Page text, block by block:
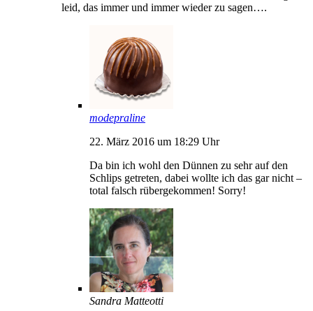
leid, das immer und immer wieder zu sagen….
modepraline
22. März 2016 um 18:29 Uhr
Da bin ich wohl den Dünnen zu sehr auf den
Schlips getreten, dabei wollte ich das gar nicht –
total falsch rübergekommen! Sorry!
Sandra Matteotti